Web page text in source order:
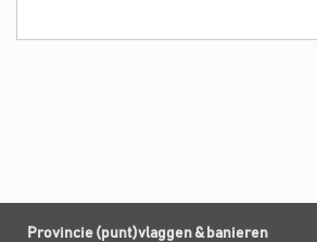
Provincie (punt)vlaggen & banieren